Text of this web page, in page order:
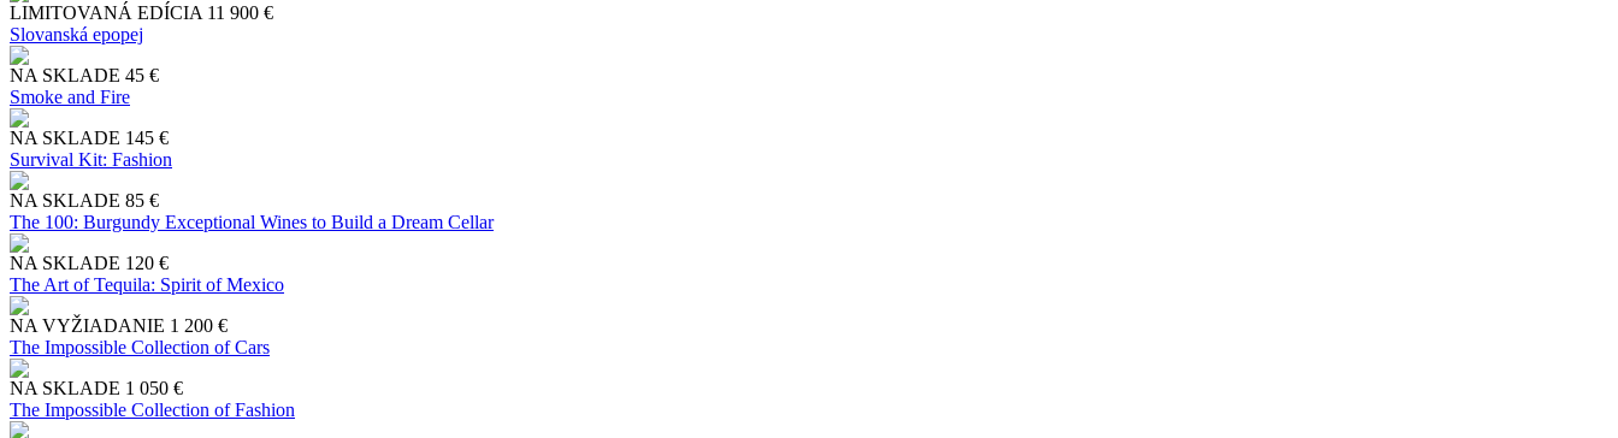
LIMITOVANÁ EDÍCIA 11 900 €
Slo​vanská epopej
NA SKLADE 45 €
Smoke and Fire
NA SKLADE 145 €
Survival Kit: Fashion
NA SKLADE 85 €
The 100: Burgundy Exceptional Wines to Build a Dream Cellar
NA SKLADE 120 €
The Art of Tequila: Spirit of Mexico
NA VYŽIADANIE 1 200 €
The Impossible Collection of Cars
NA SKLADE 1 050 €
The Impossible Collection of Fashion